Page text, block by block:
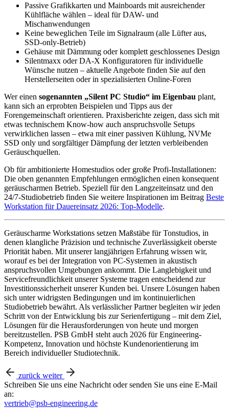
Passive Grafikkarten und Mainboards mit ausreichender
Kühlfläche wählen – ideal für DAW- und
Mischanwendungen
Keine beweglichen Teile im Signalraum (alle Lüfter aus,
SSD-only-Betrieb)
Gehäuse mit Dämmung oder komplett geschlossenes Design
Silentmaxx oder DA-X Konfiguratoren für individuelle
Wünsche nutzen – aktuelle Angebote finden Sie auf den
Herstellerseiten oder in spezialisierten Online-Foren
Wer einen sogenannten „Silent PC Studio“ im Eigenbau plant,
kann sich an erprobten Beispielen und Tipps aus der
Forengemeinschaft orientieren. Praxisberichte zeigen, dass sich mit
etwas technischem Know-how auch anspruchsvolle Setups
verwirklichen lassen – etwa mit einer passiven Kühlung, NVMe
SSD only und sorgfältiger Dämpfung der letzten verbleibenden
Geräuschquellen.
Ob für ambitionierte Homestudios oder große Profi-Installationen:
Die oben genannten Empfehlungen ermöglichen einen konsequent
geräuscharmen Betrieb. Speziell für den Langzeiteinsatz und den
24/7-Studiobetrieb finden Sie weitere Inspirationen im Beitrag Beste
Workstation für Dauereinsatz 2026: Top-Modelle.
Geräuscharme Workstations setzen Maßstäbe für Tonstudios, in
denen klangliche Präzision und technische Zuverlässigkeit oberste
Priorität haben. Mit unserer langjährigen Erfahrung wissen wir,
worauf es bei der Integration von PC-Systemen in akustisch
anspruchsvollen Umgebungen ankommt. Die Langlebigkeit und
Servicefreundlichkeit unserer Systeme tragen entscheidend zur
Investitionssicherheit unserer Kunden bei. Unsere Lösungen haben
sich unter widrigsten Bedingungen und im kontinuierlichen
Studiobetrieb bewährt. Als verlässlicher Partner begleiten wir jeden
Schritt von der Entwicklung bis zur Serienfertigung – mit dem Ziel,
Lösungen für die Herausforderungen von heute und morgen
bereitzustellen. PSB GmbH steht auch 2026 für Engineering-
Kompetenz, Innovation und höchste Kundenorientierung im
Bereich individueller Studiotechnik.
zurück weiter
Schreiben Sie uns eine Nachricht oder senden Sie uns eine E-Mail
an:
vertrieb@psb-engineering.de